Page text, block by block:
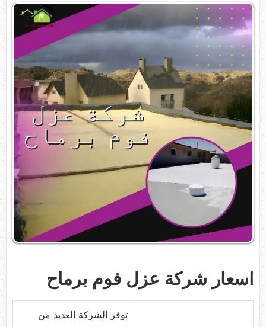
اسعار شركة عزل فوم برماح
توفر الشركة العديد من